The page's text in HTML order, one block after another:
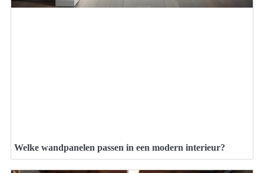
Welke wandpanelen passen in een modern interieur?